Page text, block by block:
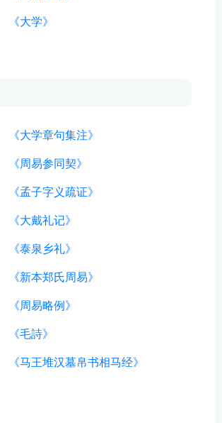
《大学》
《大学章句集注》
《周易参同契》
《孟子字义疏证》
《大戴礼记》
《泰泉乡礼》
《新本郑氏周易》
《周易略例》
《毛詩》
《马王堆汉墓帛书相马经》